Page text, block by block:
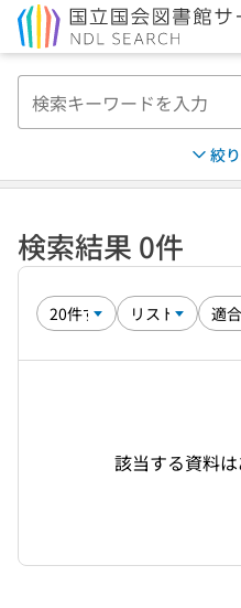
絞
検索結果 0件
該当する資料